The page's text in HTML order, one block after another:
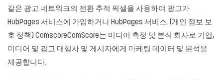
같은 광고 네트워크의 전환 추적 픽셀을 사용하여 광고가
HubPages 서비스에 가입하거나 HubPages 서비스. (개인 정보 보
호 정책) ComscoreComScore는 미디어 측정 및 분석 회사로 기업,
미디어 및 광고 대행사 및 게시자에게 마케팅 데이터 및 분석을
제공합니다.